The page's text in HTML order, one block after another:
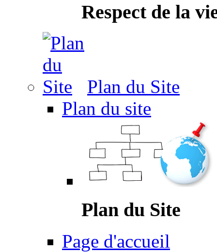
Respect de la
Plan du Site
Plan du site
Plan du Site
Page d'accueil